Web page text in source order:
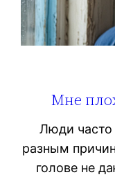
Мне
Люди часто
разным
голове не